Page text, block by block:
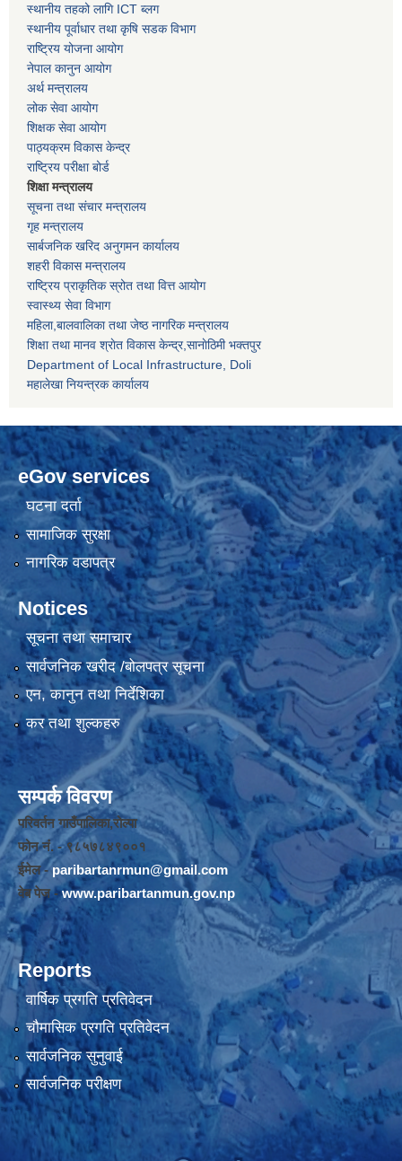
स्थानीय तहको लागि ICT ब्लग
स्थानीय पूर्वाधार तथा कृषि सडक विभाग
राष्ट्रिय योजना आयोग
नेपाल कानुन आयोग
अर्थ मन्त्रालय
लोक सेवा आयोग
शिक्षक सेवा आयोग
पाठ्यक्रम विकास केन्द्र
राष्ट्रिय परीक्षा बोर्ड
शिक्षा मन्त्रालय
सूचना तथा संचार मन्त्रालय
गृह मन्त्रालय
सार्बजनिक खरिद अनुगमन कार्यालय
शहरी विकास मन्त्रालय
राष्ट्रिय प्राकृतिक स्रोत तथा वित्त आयोग
स्वास्थ्य सेवा विभाग
महिला,बालवालिका तथा जेष्ठ नागरिक मन्त्रालय
शिक्षा तथा मानव श्राेत विकास केन्द्र,सानाेठिमी भक्तपुर
Department of Local Infrastructure, Doli
महालेखा नियन्त्रक कार्यालय
eGov services
घटना दर्ता
सामाजिक सुरक्षा
नागरिक वडापत्र
Notices
सूचना तथा समाचार
सार्वजनिक खरीद /बोलपत्र सूचना
एन, कानुन तथा निर्देशिका
कर तथा शुल्कहरु
सम्पर्क विवरण
परिवर्तन गाउँपालिका,रोल्पा
फोन नंं. - ९८५७८४९००१
ईमेल -paribartanrmun@gmail.com
वेब पेज -www.paribartanmun.gov.np
Reports
वार्षिक प्रगति प्रतिवेदन
चौमासिक प्रगति प्रतिवेदन
सार्वजनिक सुनुवाई
सार्वजनिक परीक्षण